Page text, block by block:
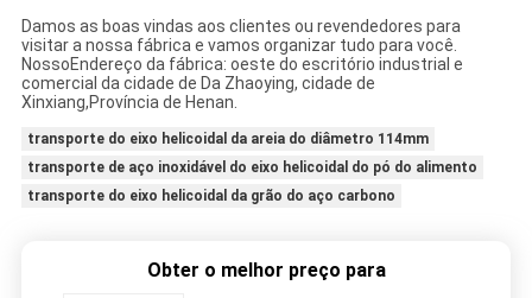
Damos as boas vindas aos clientes ou revendedores para
visitar a nossa fábrica e vamos organizar tudo para você.
NossoEndereço da fábrica: oeste do escritório industrial e
comercial da cidade de Da Zhaoying, cidade de
Xinxiang,Província de Henan.
transporte do eixo helicoidal da areia do diâmetro 114mm
transporte de aço inoxidável do eixo helicoidal do pó do alimento
transporte do eixo helicoidal da grão do aço carbono
Obter o melhor preço para